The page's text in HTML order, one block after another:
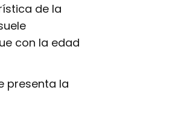
de la
con la edad
presenta la